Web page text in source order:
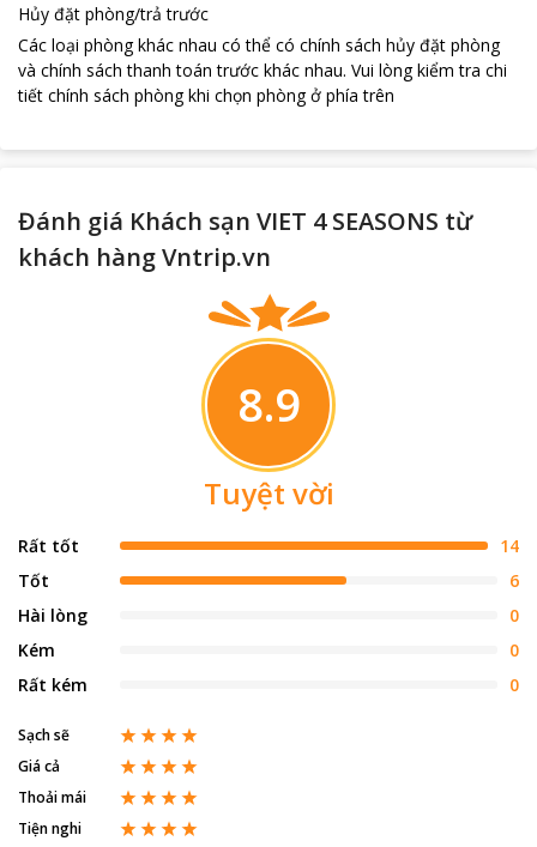
Hủy đặt phòng/trả trước
Các loại phòng khác nhau có thể có chính sách hủy đặt phòng
và chính sách thanh toán trước khác nhau. Vui lòng kiểm tra chi
tiết chính sách phòng khi chọn phòng ở phía trên
Đánh giá Khách sạn VIET 4 SEASONS từ
khách hàng Vntrip.vn
8.9
Tuyệt vời
Rất tốt
14
Tốt
6
Hài lòng
0
Kém
0
Rất kém
0
Sạch sẽ
Giá cả
Thoải mái
Tiện nghi